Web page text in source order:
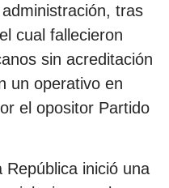
tras
cual fallecieron
sin acreditación
un operativo en
el opositor Partido
inició una